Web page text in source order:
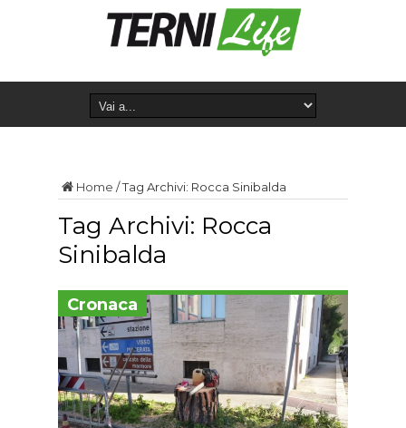
Home /Tag Archivi: Rocca Sinibalda
Tag Archivi: Rocca
Sinibalda
Cronaca